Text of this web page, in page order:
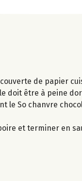
de papier
doit être à peine
le So chanvre
et terminer en